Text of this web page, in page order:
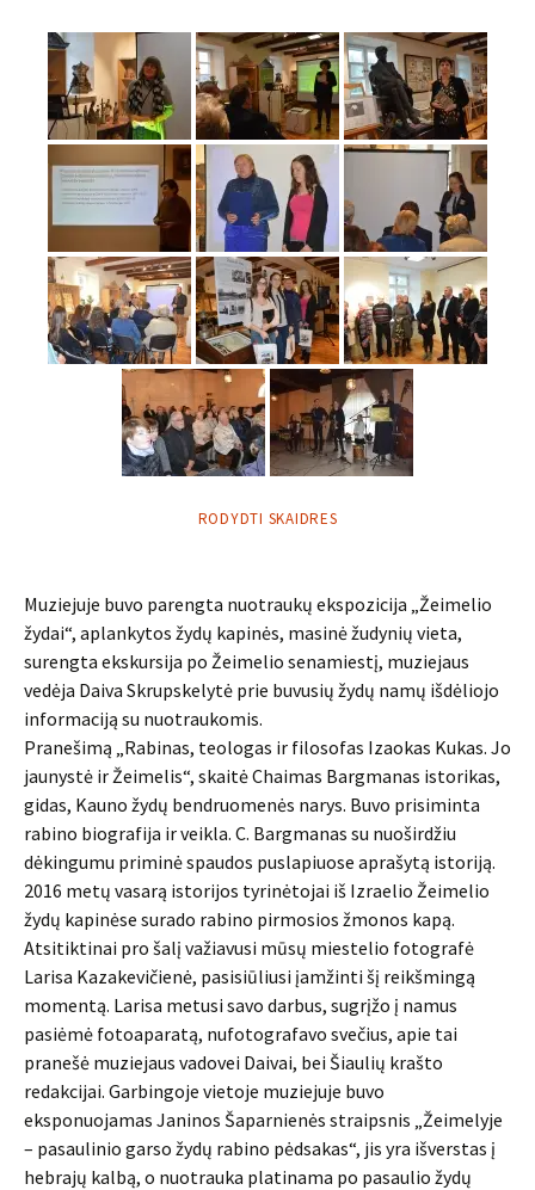
RODYDTI SKAIDRES
Muziejuje buvo parengta nuotraukų ekspozicija „Žeimelio
žydai“, aplankytos žydų kapinės, masinė žudynių vieta,
surengta ekskursija po Žeimelio senamiestį, muziejaus
vedėja Daiva Skrupskelytė prie buvusių žydų namų išdėliojo
informaciją su nuotraukomis.
Pranešimą „Rabinas, teologas ir filosofas Izaokas Kukas. Jo
jaunystė ir Žeimelis“, skaitė Chaimas Bargmanas istorikas,
gidas, Kauno žydų bendruomenės narys. Buvo prisiminta
rabino biografija ir veikla. C. Bargmanas su nuoširdžiu
dėkingumu priminė spaudos puslapiuose aprašytą istoriją.
2016 metų vasarą istorijos tyrinėtojai iš Izraelio Žeimelio
žydų kapinėse surado rabino pirmosios žmonos kapą.
Atsitiktinai pro šalį važiavusi mūsų miestelio fotografė
Larisa Kazakevičienė, pasisiūliusi įamžinti šį reikšmingą
momentą. Larisa metusi savo darbus, sugrįžo į namus
pasiėmė fotoaparatą, nufotografavo svečius, apie tai
pranešė muziejaus vadovei Daivai, bei Šiaulių krašto
redakcijai. Garbingoje vietoje muziejuje buvo
eksponuojamas Janinos Šaparnienės straipsnis „Žeimelyje
– pasaulinio garso žydų rabino pėdsakas“, jis yra išverstas į
hebrajų kalbą, o nuotrauka platinama po pasaulio žydų